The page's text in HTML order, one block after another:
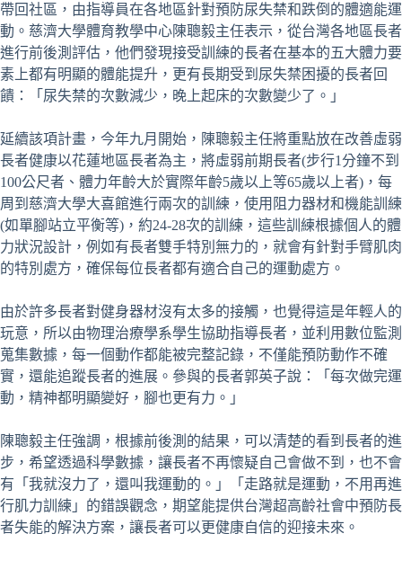
帶回社區，由指導員在各地區針對預防尿失禁和跌倒的體適能運
動。慈濟大學體育教學中心陳聰毅主任表示，從台灣各地區長者
進行前後測評估，他們發現接受訓練的長者在基本的五大體力要
素上都有明顯的體能提升，更有長期受到尿失禁困擾的長者回
饋：「尿失禁的次數減少，晚上起床的次數變少了。」
延續該項計畫，今年九月開始，陳聰毅主任將重點放在改善虛弱
長者健康以花蓮地區長者為主，將虛弱前期長者(步行1分鐘不到
100公尺者、體力年齡大於實際年齡5歲以上等65歲以上者)，每
周到慈濟大學大喜館進行兩次的訓練，使用阻力器材和機能訓練
(如單腳站立平衡等)，約24-28次的訓練，這些訓練根據個人的體
力狀況設計，例如有長者雙手特別無力的，就會有針對手臂肌肉
的特別處方，確保每位長者都有適合自己的運動處方。
由於許多長者對健身器材沒有太多的接觸，也覺得這是年輕人的
玩意，所以由物理治療學系學生協助指導長者，並利用數位監測
蒐集數據，每一個動作都能被完整記錄，不僅能預防動作不確
實，還能追蹤長者的進展。參與的長者郭英子說：「每次做完運
動，精神都明顯變好，腳也更有力。」
陳聰毅主任強調，根據前後測的結果，可以清楚的看到長者的進
步，希望透過科學數據，讓長者不再懷疑自己會做不到，也不會
有「我就沒力了，還叫我運動的。」「走路就是運動，不用再進
行肌力訓練」的錯誤觀念，期望能提供台灣超高齡社會中預防長
者失能的解決方案，讓長者可以更健康自信的迎接未來。